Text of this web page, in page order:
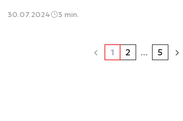
30.07.2024 3 min.
1 2 ... 5